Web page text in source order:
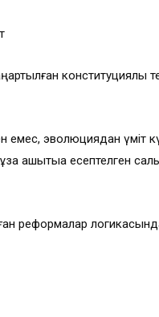
конституциялық
емес, эволюциядан үміт
қашықтыққа есептелген
реформалар